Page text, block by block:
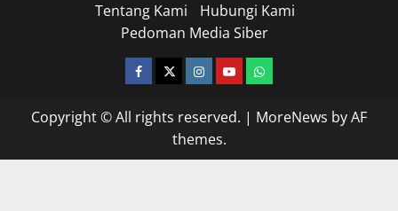
Tentang Kami
Hubungi Kami
Pedoman Media Siber
facebooktwitterinstagram.com
youtubewhatsapp
Copyright © All rights reserved. | MoreNews by AF
themes.